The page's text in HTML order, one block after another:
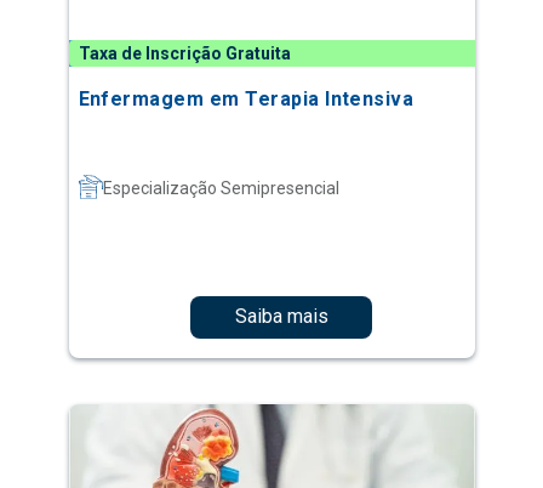
Taxa de Inscrição Gratuita
Enfermagem em Terapia Intensiva
Especialização Semipresencial
Saiba mais